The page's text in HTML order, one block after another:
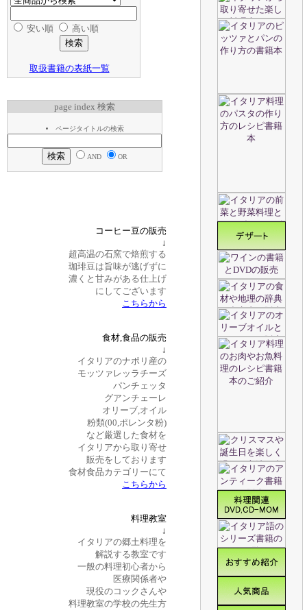
安い順 高い順
取扱書籍の表紙一覧
page index 検索
ページタイトルの検索
AND OR
コーヒー豆の販売
↓
超高温の石窯で焙煎する
珈琲豆は旨味が逃げずに
濃くと甘みがある仕上げ
にしてございます
こちらから
食材,食品の販売
↓
イタリアのナポリ産の
モッツァレッラチーズ
パンチェッタ
グアンチェーレ
オリーブ,オイル
粉類(00,ポレンタ粉)
など厳選した食材を
イタリアから取り寄せ
販売をしております
食材食品カテゴリーにて
こちらから
料理教室
↓
イタリアの郷土料理を
解説する教室です
一般の料理初心者から
医療関係者や
現役のコックさんや
料理教室の学校の先生方